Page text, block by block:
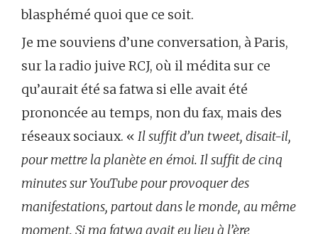
blasphémé quoi que ce soit.
Je me souviens d’une conversation, à Paris,
sur la radio juive RCJ, où il médita sur ce
qu’aurait été sa fatwa si elle avait été
prononcée au temps, non du fax, mais des
réseaux sociaux. « Il suffit d’un tweet, disait-il,
pourmettre la planète en émoi. Il suffit de cinq
minutes sur YouTube pour provoquer des
manifestations, partout dans le monde, au même
moment. Si ma fatwa avait eu lieu à l’ère